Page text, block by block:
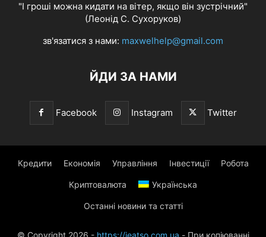
"І гроші можна кидати на вітер, якщо він зустрічний"
(Леонід С. Сухоруков)
зв'язатися з нами: maxwelhelp@gmail.com
ЙДИ ЗА НАМИ
Facebook Instagram Twitter
Кредити Економія Управління Інвестиції Робота
Криптовалюта Українська
Останні новини та статті